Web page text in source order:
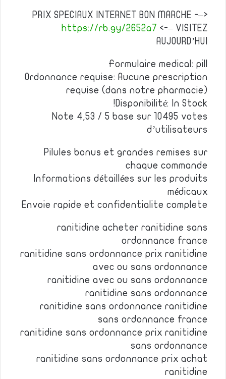
PRIX SPECIAUX INTERNET BON MARCHE -–>
https://rb.gy/2652a7 <-– VISITEZ
AUJOURD’HUI
Formulaire medical: pill
Ordonnance requise: Aucune prescription
requise (dans notre pharmacie)
Disponibilité: In Stock!
Note 4,53 / 5 base sur 10495 votes
d’utilisateurs
Pilules bonus et grandes remises sur
chaque commande
Informations détaillées sur les produits
médicaux
Envoie rapide et confidentialite complete
ranitidine acheter ranitidine sans
ordonnance france
ranitidine sans ordonnance prix ranitidine
avec ou sans ordonnance
ranitidine avec ou sans ordonnance
ranitidine sans ordonnance
ranitidine sans ordonnance ranitidine
sans ordonnance france
ranitidine sans ordonnance prix ranitidine
sans ordonnance
ranitidine sans ordonnance prix achat
ranitidine